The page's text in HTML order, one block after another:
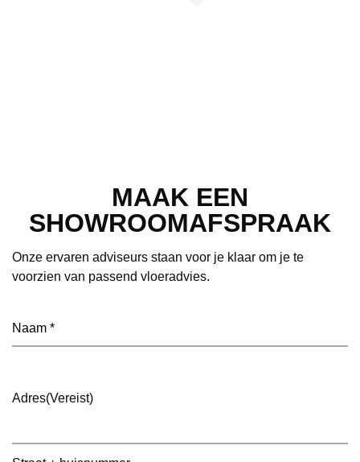
MAAK EEN
SHOWROOMAFSPRAAK
Onze ervaren adviseurs staan voor je klaar om je te
voorzien van passend vloeradvies.
Adres(Vereist)